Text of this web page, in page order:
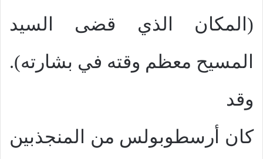
(المكان الذي قضى السيد
المسيح معظم وقته في بشارته).
وقد
كان أرسطوبولس من المنجذبين